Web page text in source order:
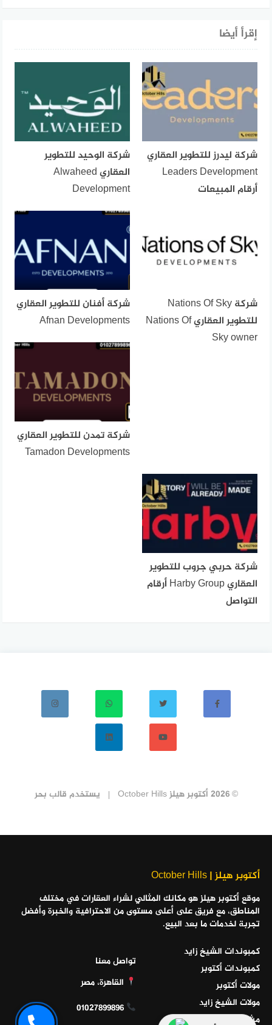
إقرأ أيضا
شركة ليدرز للتطوير العقاري
Leaders Development
أرقام المبيعات
شركة الوحيد للتطوير
العقاري Alwaheed
Development
شركة Nations Of Sky
للتطوير العقاري Nations Of
Sky owner
شركة أفنان للتطوير العقاري
Afnan Developments
شركة تمدن للتطوير العقاري
Tamadon Developments
شركة حربي جروب للتطوير
العقاري Harby Group أرقام
التواصل
© 2026 أكتوبر هيلز October Hills يستخدم قالب بحر
أكتوبر هيلز | October Hills
موقع أكتوبر هيلز هو مكانك المثالي لشراء العقارات في مختلف
المناطق، مع فريق على أعلى مستوى من الاحترافية والخبرة وأفضل
تجربة لخدمات ما بعد البيع.
كمبوندات الشيخ زايد
كمبوندات أكتوبر
مولات أكتوبر
مولات الشيخ زايد
مشاريع الساحل الشمالي
تواصل معنا
القاهرة، مصر
01027899896